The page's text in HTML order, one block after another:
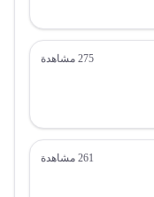
275 مشاهدة
261 مشاهدة